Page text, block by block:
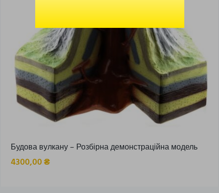
Будова вулкану – Розбірна демонстраційна модель
4300,00₴